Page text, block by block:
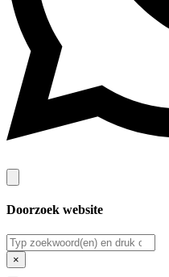
Doorzoek website
Zoeken
×